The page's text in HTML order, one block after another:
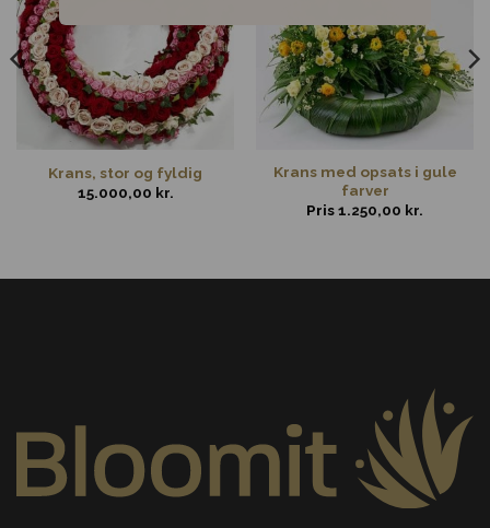
Krans, stor og fyldig
15.000,00 kr.
Krans med opsats i gule
farver
Pris1.250,00 kr.